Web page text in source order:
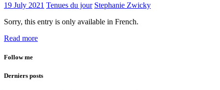
19 July 2021 Tenues du jour Stephanie Zwicky
Sorry, this entry is only available in French.
Read more
Follow me
Derniers posts